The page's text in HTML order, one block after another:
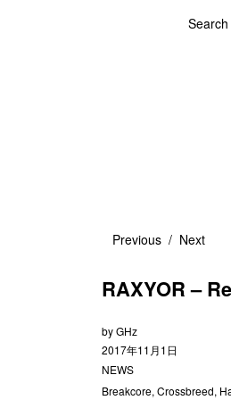
Next
Previous
RAXYOR –
byGHz
2017年11月1日
NEWS
Breakcore, Crossbreed,